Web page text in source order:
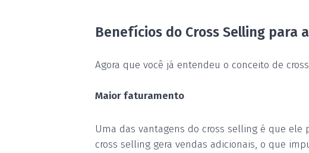
Benefícios do Cross Selling para
Agora que você já entendeu o conceito de
Maior faturamento
Uma das vantagens do cross selling é que
cross selling gera vendas adicionais, o que